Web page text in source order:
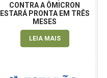
CONTRA A ÔMICRON
ESTARÁ PRONTA EM TRÊS
MESES
LEIA MAIS